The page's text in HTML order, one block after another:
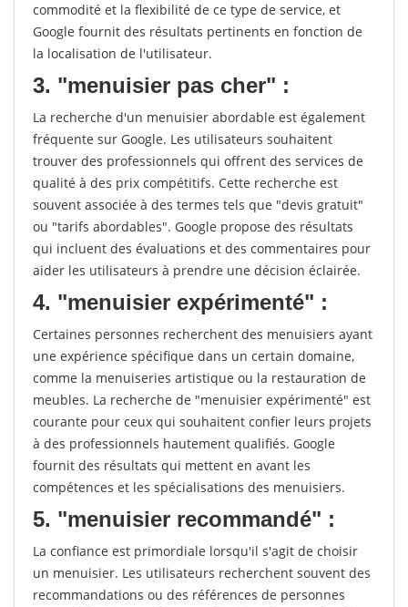
commodité et la flexibilité de ce type de service, et
Google fournit des résultats pertinents en fonction de
la localisation de l'utilisateur.
3. "menuisier pas cher" :
La recherche d'un menuisier abordable est également
fréquente sur Google. Les utilisateurs souhaitent
trouver des professionnels qui offrent des services de
qualité à des prix compétitifs. Cette recherche est
souvent associée à des termes tels que "devis gratuit"
ou "tarifs abordables". Google propose des résultats
qui incluent des évaluations et des commentaires pour
aider les utilisateurs à prendre une décision éclairée.
4. "menuisier expérimenté" :
Certaines personnes recherchent des menuisiers ayant
une expérience spécifique dans un certain domaine,
comme la menuiseries artistique ou la restauration de
meubles. La recherche de "menuisier expérimenté" est
courante pour ceux qui souhaitent confier leurs projets
à des professionnels hautement qualifiés. Google
fournit des résultats qui mettent en avant les
compétences et les spécialisations des menuisiers.
5. "menuisier recommandé" :
La confiance est primordiale lorsqu'il s'agit de choisir
un menuisier. Les utilisateurs recherchent souvent des
recommandations ou des références de personnes